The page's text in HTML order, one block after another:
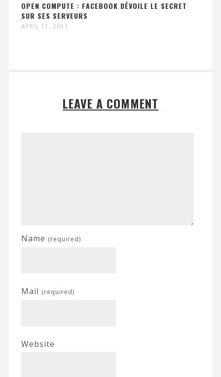
OPEN COMPUTE : FACEBOOK DÉVOILE LE SECRET
SUR SES SERVEURS
APRIL 11, 2011
LEAVE A COMMENT
Name (required)
Mail (required)
Website